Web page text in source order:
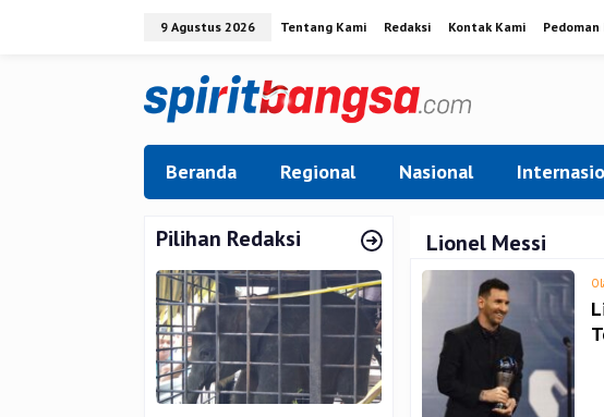
9 Agustus 2026 Tentang Kami Redaksi Kontak Kami
Beranda Regional Nasional
Pilihan Redaksi Lionel Messi